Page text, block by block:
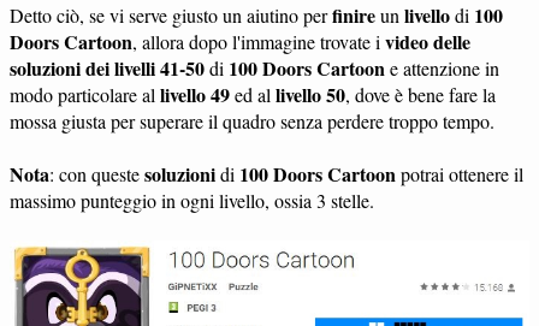
Detto ciò, se vi serve giusto un aiutino perfinireun livellodi 100
Doors Cartoon, allora dopo l'immagine trovate i video delle
soluzioni dei livelli 41-50di 100 Doors Cartoone attenzione in
modo particolare al livello 49ed al livello 50, dove è bene fare la
mossa giusta per superare il quadro senza perdere troppo tempo.
Nota: con questesoluzionidi 100 Doors Cartoonpotrai ottenere il
massimo punteggio in ogni livello, ossia 3 stelle.